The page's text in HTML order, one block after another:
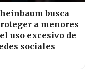
busca
a menores
uso excesivo de
sociales